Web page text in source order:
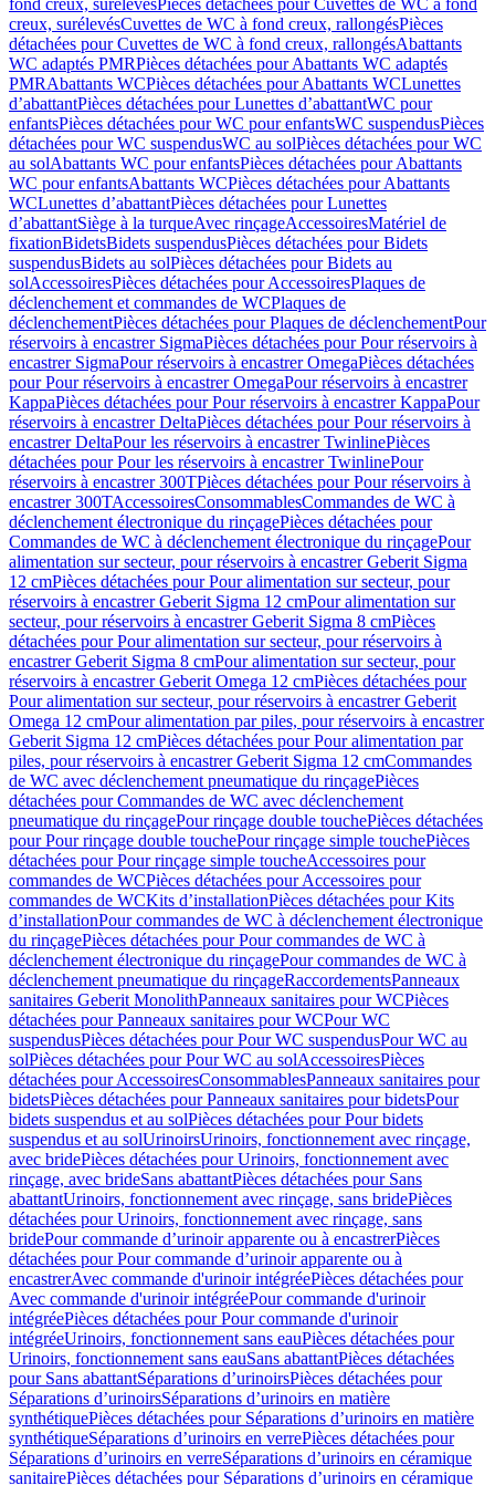
fond creux, surélevésPièces détachées pour Cuvettes de WC à fond
creux, surélevésCuvettes de WC à fond creux, rallongésPièces
détachées pour Cuvettes de WC à fond creux, rallongésAbattants
WC adaptés PMRPièces détachées pour Abattants WC adaptés
PMRAbattants WCPièces détachées pour Abattants WCLunettes
d’abattantPièces détachées pour Lunettes d’abattantWC pour
enfantsPièces détachées pour WC pour enfantsWC suspendusPièces
détachées pour WC suspendusWC au solPièces détachées pour WC
au solAbattants WC pour enfantsPièces détachées pour Abattants
WC pour enfantsAbattants WCPièces détachées pour Abattants
WCLunettes d’abattantPièces détachées pour Lunettes
d’abattantSiège à la turqueAvec rinçageAccessoiresMatériel de
fixationBidetsBidets suspendusPièces détachées pour Bidets
suspendusBidets au solPièces détachées pour Bidets au
solAccessoiresPièces détachées pour AccessoiresPlaques de
déclenchement et commandes de WCPlaques de
déclenchementPièces détachées pour Plaques de déclenchementPour
réservoirs à encastrer SigmaPièces détachées pour Pour réservoirs à
encastrer SigmaPour réservoirs à encastrer OmegaPièces détachées
pour Pour réservoirs à encastrer OmegaPour réservoirs à encastrer
KappaPièces détachées pour Pour réservoirs à encastrer KappaPour
réservoirs à encastrer DeltaPièces détachées pour Pour réservoirs à
encastrer DeltaPour les réservoirs à encastrer TwinlinePièces
détachées pour Pour les réservoirs à encastrer TwinlinePour
réservoirs à encastrer 300TPièces détachées pour Pour réservoirs à
encastrer 300TAccessoiresConsommablesCommandes de WC à
déclenchement électronique du rinçagePièces détachées pour
Commandes de WC à déclenchement électronique du rinçagePour
alimentation sur secteur, pour réservoirs à encastrer Geberit Sigma
12 cmPièces détachées pour Pour alimentation sur secteur, pour
réservoirs à encastrer Geberit Sigma 12 cmPour alimentation sur
secteur, pour réservoirs à encastrer Geberit Sigma 8 cmPièces
détachées pour Pour alimentation sur secteur, pour réservoirs à
encastrer Geberit Sigma 8 cmPour alimentation sur secteur, pour
réservoirs à encastrer Geberit Omega 12 cmPièces détachées pour
Pour alimentation sur secteur, pour réservoirs à encastrer Geberit
Omega 12 cmPour alimentation par piles, pour réservoirs à encastrer
Geberit Sigma 12 cmPièces détachées pour Pour alimentation par
piles, pour réservoirs à encastrer Geberit Sigma 12 cmCommandes
de WC avec déclenchement pneumatique du rinçagePièces
détachées pour Commandes de WC avec déclenchement
pneumatique du rinçagePour rinçage double touchePièces détachées
pour Pour rinçage double touchePour rinçage simple touchePièces
détachées pour Pour rinçage simple toucheAccessoires pour
commandes de WCPièces détachées pour Accessoires pour
commandes de WCKits d’installationPièces détachées pour Kits
d’installationPour commandes de WC à déclenchement électronique
du rinçagePièces détachées pour Pour commandes de WC à
déclenchement électronique du rinçagePour commandes de WC à
déclenchement pneumatique du rinçageRaccordementsPanneaux
sanitaires Geberit MonolithPanneaux sanitaires pour WCPièces
détachées pour Panneaux sanitaires pour WCPour WC
suspendusPièces détachées pour Pour WC suspendusPour WC au
solPièces détachées pour Pour WC au solAccessoiresPièces
détachées pour AccessoiresConsommablesPanneaux sanitaires pour
bidetsPièces détachées pour Panneaux sanitaires pour bidetsPour
bidets suspendus et au solPièces détachées pour Pour bidets
suspendus et au solUrinoirsUrinoirs, fonctionnement avec rinçage,
avec bridePièces détachées pour Urinoirs, fonctionnement avec
rinçage, avec brideSans abattantPièces détachées pour Sans
abattantUrinoirs, fonctionnement avec rinçage, sans bridePièces
détachées pour Urinoirs, fonctionnement avec rinçage, sans
bridePour commande d’urinoir apparente ou à encastrerPièces
détachées pour Pour commande d’urinoir apparente ou à
encastrerAvec commande d'urinoir intégréePièces détachées pour
Avec commande d'urinoir intégréePour commande d'urinoir
intégréePièces détachées pour Pour commande d'urinoir
intégréeUrinoirs, fonctionnement sans eauPièces détachées pour
Urinoirs, fonctionnement sans eauSans abattantPièces détachées
pour Sans abattantSéparations d’urinoirsPièces détachées pour
Séparations d’urinoirsSéparations d’urinoirs en matière
synthétiquePièces détachées pour Séparations d’urinoirs en matière
synthétiqueSéparations d’urinoirs en verrePièces détachées pour
Séparations d’urinoirs en verreSéparations d’urinoirs en céramique
sanitairePièces détachées pour Séparations d’urinoirs en céramique